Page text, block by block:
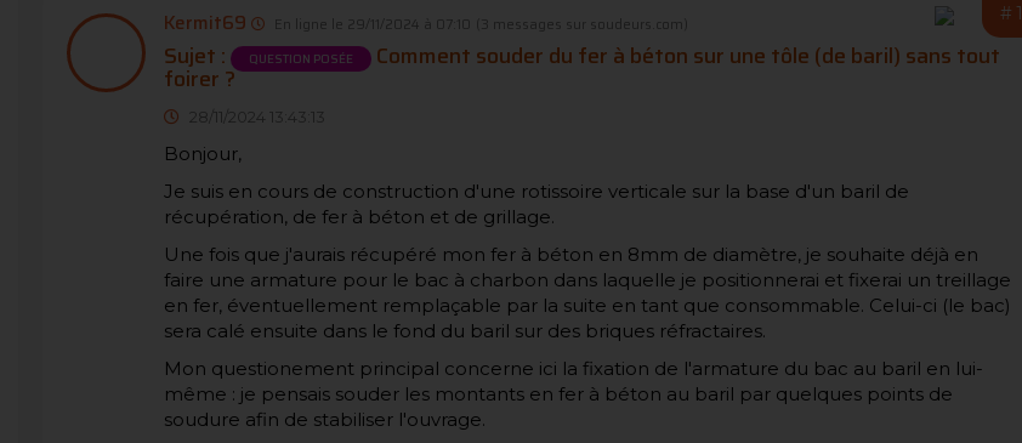
#1
Kermit69 En ligne le 29/11/2024 à 07:10 (3 messages sur soudeurs.com)
Sujet : QUESTION POSÉE Comment souder du fer à béton sur une tôle (de baril) sans tout
foirer ?
28/11/2024 13:43:13
Bonjour,
Je suis en cours de construction d'une rotissoire verticale sur la base d'un baril de
récupération, de fer à béton et de grillage.
Une fois que j'aurais récupéré mon fer à béton en 8mm de diamètre, je souhaite déjà en
faire une armature pour le bac à charbon dans laquelle je positionnerai et fixerai un treillage
en fer, éventuellement remplaçable par la suite en tant que consommable. Celui-ci (le bac)
sera calé ensuite dans le fond du baril sur des briques réfractaires.
Mon questionement principal concerne ici la fixation de l'armature du bac au baril en lui-
même : je pensais souder les montants en fer à béton au baril par quelques points de
soudure afin de stabiliser l'ouvrage.